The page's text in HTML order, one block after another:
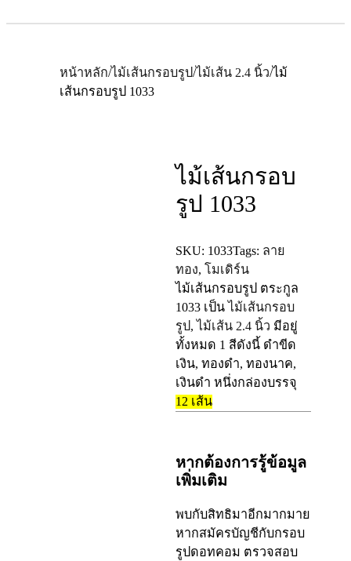
หน้าหลัก/ไม้เส้นกรอบรูป/ไม้เส้น 2.4 นิ้ว/ไม้
เส้นกรอบรูป 1033
ไม้เส้นกรอบ
รูป 1033
SKU: 1033Tags: ลาย
ทอง, โมเดิร์น
ไม้เส้นกรอบรูป ตระกูล
1033 เป็น ไม้เส้นกรอบ
รูป, ไม้เส้น 2.4 นิ้ว มีอยู่
ทั้งหมด 1 สีดังนี้ ดำขีด
เงิน, ทองดำ, ทองนาค,
เงินดำ หนึ่งกล่องบรรจุ
12 เส้น
หากต้องการรู้ข้อมูล
เพิ่มเติม
พบกับสิทธิมาอีกมากมาย
หากสมัครบัญชีกับกรอบ
รูปดอทคอม ตรวจสอบ